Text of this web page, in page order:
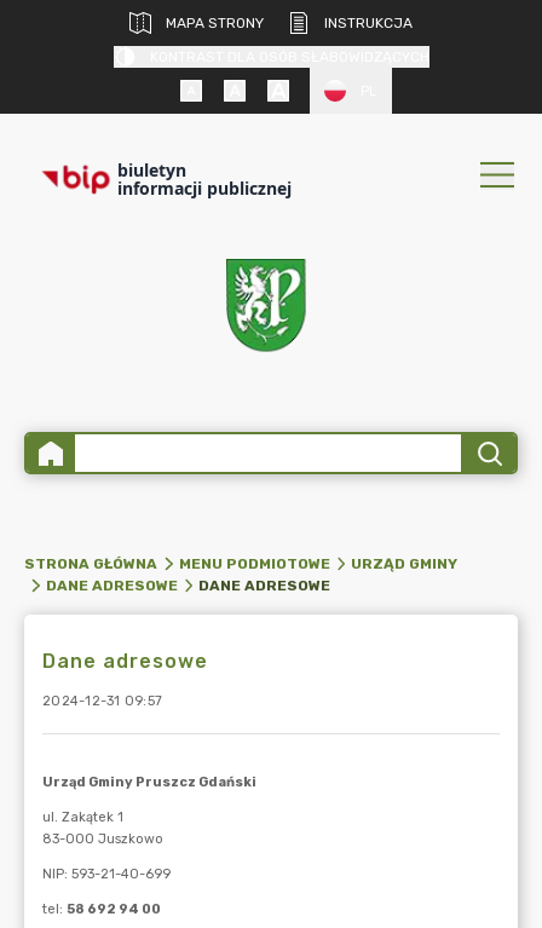
MAPA STRONY
INSTRUKCJA
biuletyn
informacji publicznej
STRONA GŁÓWNA MENU PODMIOTOWE
URZĄD GMINY
DANE ADRESOWE
DANE ADRESOWE
Dane adresowe
2024-12-31 09:57